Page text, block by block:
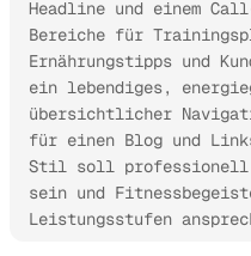
Headline und einem
Bereiche für
Ernährungstipps und
ein lebendiges,
übersichtlicher
für einen Blog und
Stil soll professionell
sein und
Leistungsstufen